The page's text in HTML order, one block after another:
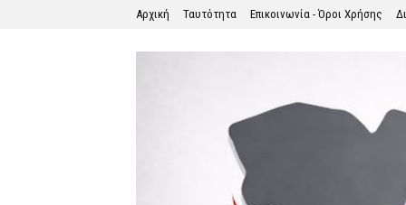
Αρχική Ταυτότητα Επικοινωνία - Όροι Χρήσης